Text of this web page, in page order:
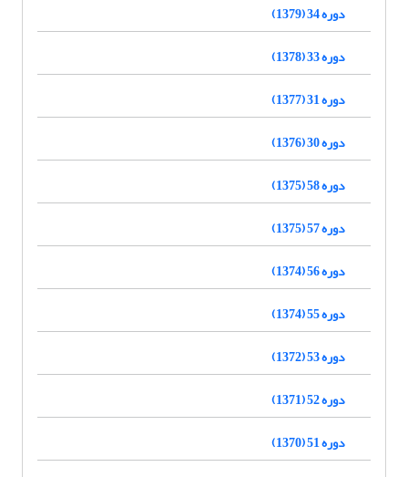
دوره 34 (1379)
دوره 33 (1378)
دوره 31 (1377)
دوره 30 (1376)
دوره 58 (1375)
دوره 57 (1375)
دوره 56 (1374)
دوره 55 (1374)
دوره 53 (1372)
دوره 52 (1371)
دوره 51 (1370)